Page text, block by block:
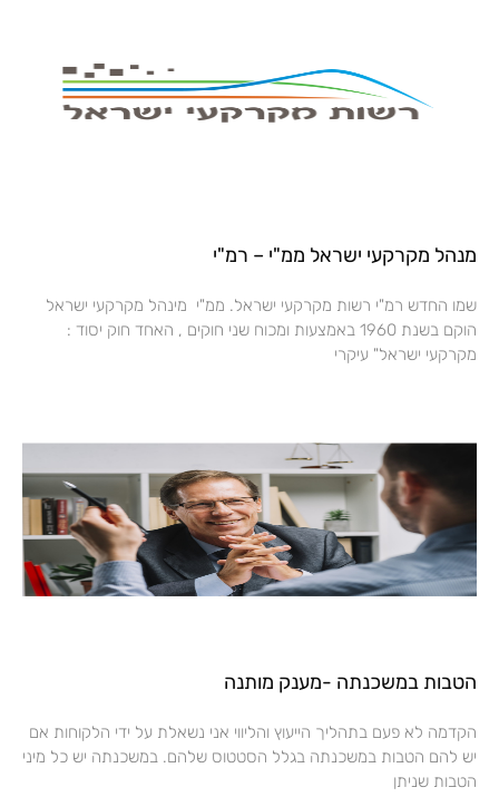
מנהל מקרקעי ישראל ממ"י – רמ"י
שמו החדש רמ"י רשות מקרקעי ישראל. ממ"י מינהל מקרקעי ישראל
הוקם בשנת 1960 באמצעות ומכוח שני חוקים , האחד חוק יסוד :
מקרקעי ישראל" עיקרי
הטבות במשכנתה -מענק מותנה
הקדמה לא פעם בתהליך הייעוץ והליווי אני נשאלת על ידי הלקוחות אם
יש להם הטבות במשכנתה בגלל הסטטוס שלהם. במשכנתה יש כל מיני
הטבות שניתן